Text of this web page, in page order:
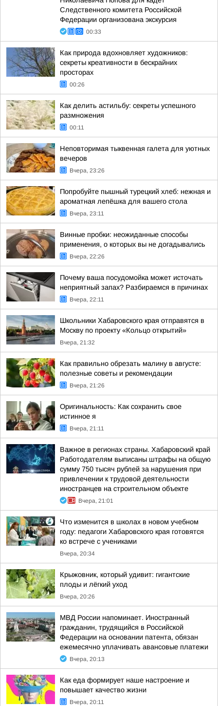
Следственного комитета Российской
Федерации организована экскурсия
00:33
Как природа вдохновляет художников:
секреты креативности в бескрайних
просторах
00:26
Как делить астильбу: секреты успешного
размножения
00:11
Неповторимая тыквенная галета для уютных
вечеров
Вчера, 23:26
Попробуйте пышный турецкий хлеб: нежная и
ароматная лепёшка для вашего стола
Вчера, 23:11
Винные пробки: неожиданные способы
применения, о которых вы не догадывались
Вчера, 22:26
Почему ваша посудомойка может источать
неприятный запах? Разбираемся в причинах
Вчера, 22:11
Школьники Хабаровского края отправятся в
Москву по проекту «Кольцо открытий»
Вчера, 21:32
Как правильно обрезать малину в августе:
полезные советы и рекомендации
Вчера, 21:26
Оригинальность: Как сохранить свое
истинное я
Вчера, 21:11
Важное в регионах страны. Хабаровский край
Работодателям выписаны штрафы на общую
сумму 750 тысяч рублей за нарушения при
привлечении к трудовой деятельности
иностранцев на строительном объекте
Вчера, 21:01
Что изменится в школах в новом учебном
году: педагоги Хабаровского края готовятся
ко встрече с учениками
Вчера, 20:34
Крыжовник, который удивит: гигантские
плоды и лёгкий уход
Вчера, 20:26
МВД России напоминает. Иностранный
гражданин, трудящийся в Российской
Федерации на основании патента, обязан
ежемесячно уплачивать авансовые платежи
Вчера, 20:13
Как еда формирует наше настроение и
повышает качество жизни
Вчера, 20:11